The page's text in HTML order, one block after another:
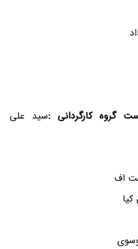
گروه کارگردانی :سید علی
اف